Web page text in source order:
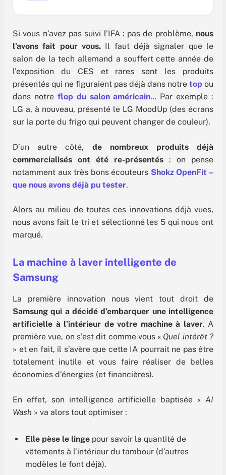
Si vous n’avez pas suivi l’IFA : pas de problème, nous
l’avons fait pour vous. Il faut déjà signaler que le
salon de la tech allemand a souffert cette année de
l’exposition du CES et rares sont les produits
présentés qui ne figuraient pas déjà dans notre top ou
dans notre flop du salon américain… Par exemple :
LG a, à nouveau, présenté le LG MoodUp (des écrans
sur la porte du frigo qui peuvent changer de couleur).
D’un autre côté, de nombreux produits déjà
commercialisés ont été re-présentés : on pense
notamment aux très bons écouteurs Shokz OpenFit –
que nous avons déjà pu tester.
Alors au milieu de toutes ces innovations déjà vues,
nous avons fait le tri et sélectionné les 5 qui nous ont
marqué.
La machine à laver intelligente de
Samsung
La première innovation nous vient tout droit de
Samsung qui a décidé d’embarquer une intelligence
artificielle à l’intérieur de votre machine à laver. A
première vue, on s’est dit comme vous « Quel intérêt ?
» et en fait, il s’avère que cette IA pourrait ne pas être
totalement inutile et vous faire réaliser de belles
économies d’énergies (et financières).
En effet, son intelligence artificielle baptisée « AI
Wash » va alors tout optimiser :
Elle pèse le linge pour savoir la quantité de
vêtements à l’intérieur du tambour (d’autres
modèles le font déjà).